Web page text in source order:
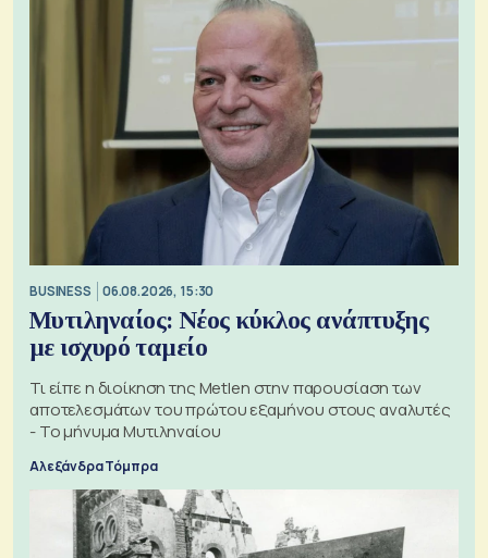
BUSINESS 06.08.2026, 15:30
Μυτιληναίος: Νέος κύκλος ανάπτυξης
με ισχυρό ταμείο
Τι είπε η διοίκηση της Metlen στην παρουσίαση των
αποτελεσμάτων του πρώτου εξαμήνου στους αναλυτές
- Το μήνυμα Μυτιληναίου
Αλεξάνδρα Τόμπρα